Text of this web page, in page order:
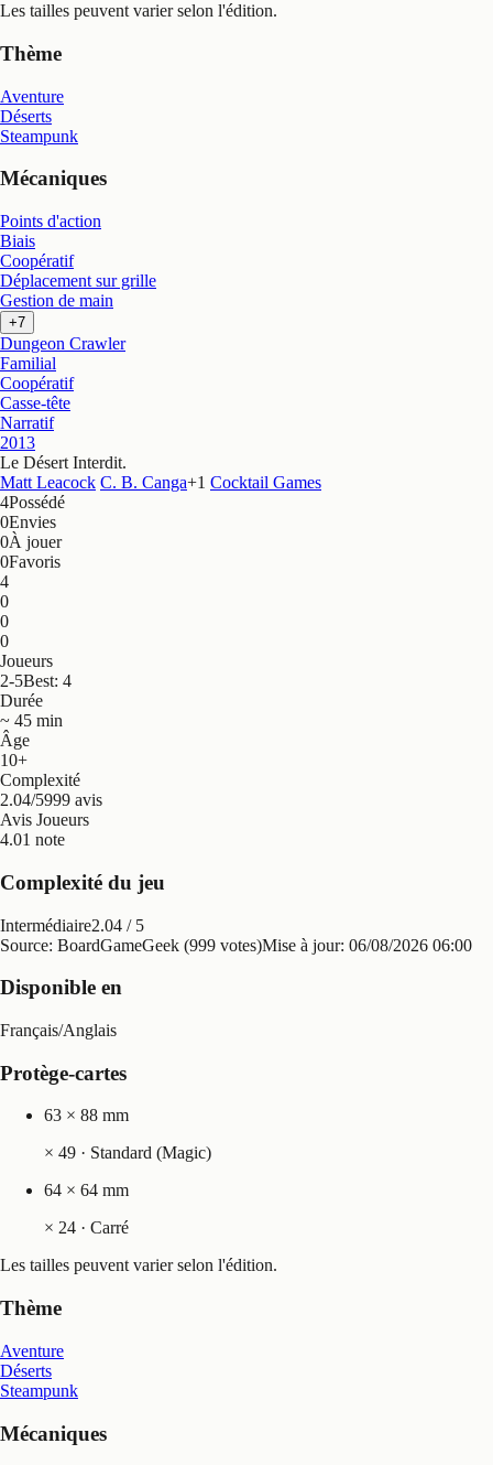
Les tailles peuvent varier selon l'édition.
Thème
Aventure
Déserts
Steampunk
Mécaniques
Points d'action
Biais
Coopératif
Déplacement sur grille
Gestion de main
+7
Dungeon Crawler
Familial
Coopératif
Casse-tête
Narratif
2013
Le Désert Interdit.
Matt Leacock C. B. Canga+1 Cocktail Games
4Possédé
0Envies
0À jouer
0Favoris
4
0
0
0
Joueurs
2-5Best: 4
Durée
~ 45 min
Âge
10+
Complexité
2.04/5999 avis
Avis Joueurs
4.01 note
Complexité du jeu
Intermédiaire2.04 / 5
Source: BoardGameGeek (999 votes)Mise à jour: 06/08/2026 06:00
Disponible en
Français/Anglais
Protège-cartes
63 × 88 mm
× 49 · Standard (Magic)
64 × 64 mm
× 24 · Carré
Les tailles peuvent varier selon l'édition.
Thème
Aventure
Déserts
Steampunk
Mécaniques